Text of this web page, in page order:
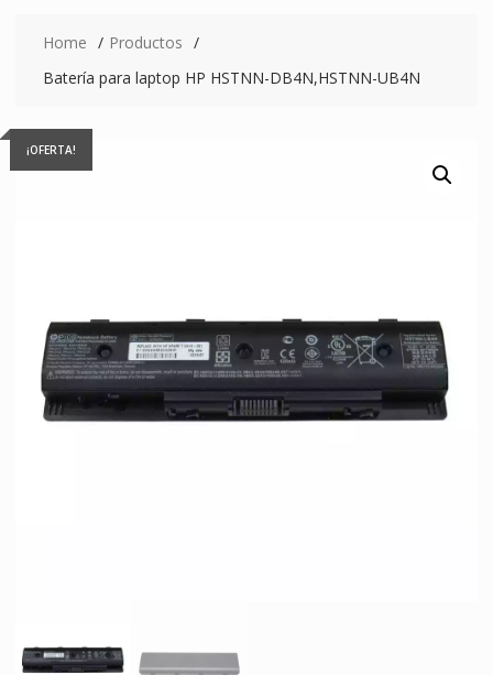
Home
Productos
Batería para laptop HP HSTNN-DB4N,HSTNN-UB4N
¡OFERTA!